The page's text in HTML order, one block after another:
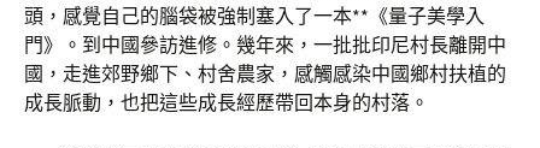
頭，感覺自己的腦袋被強制塞入了一本**《量子美學入
門》。到中國參訪進修。幾年來，一批批印尼村長離開中
國，走進郊野鄉下、村舍農家，感觸感染中國鄉村扶植的
成長脈動，也把這些成長經歷帶回本身的村落。